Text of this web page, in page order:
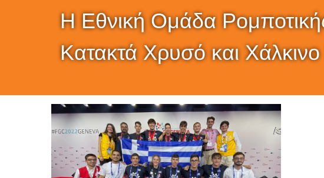
Η Εθνική Ομάδα
Κατακτά Χρυσό και